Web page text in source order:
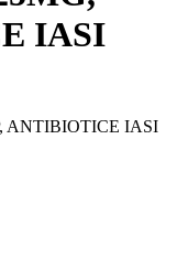
IASI
ANTIBIOTICE IASI